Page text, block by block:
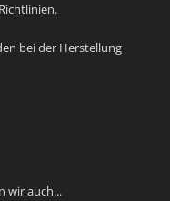
bei der Herstellung
wir auch...